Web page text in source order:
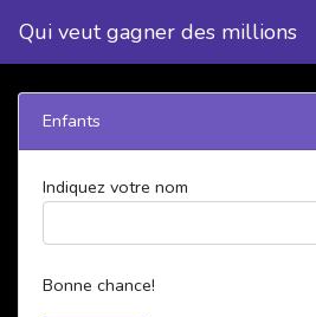
Qui veut gagner des millions
Enfants
Indiquez votre nom
Bonne chance!